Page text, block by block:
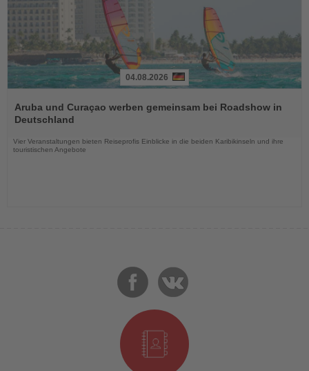
Sie
die
04.08.2026
Aruba und Curaçao werben gemeinsam bei Roadshow in
Deutschland
Vier Veranstaltungen bieten Reiseprofis Einblicke in die beiden Karibikinseln und ihre
touristischen Angebote